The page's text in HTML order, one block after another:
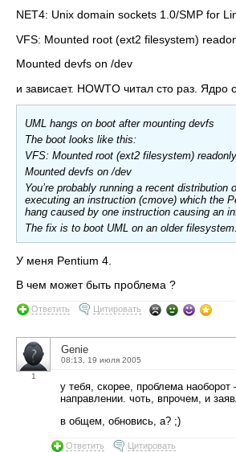
NET4: Unix domain sockets 1.0/SMP for
VFS: Mounted root (ext2 filesystem)
Mounted devfs on /dev
и зависает. HOWTO читал сто раз.
UML hangs on boot after mounting devfs
The boot looks like this:
VFS: Mounted root (ext2 filesystem) readonly.
Mounted devfs on /dev
You’re probably running a recent
executing an instruction (cmove) which the
hang caused by one instruction causing an
The fix is to boot UML on an older filesystem.
У меня Pentium 4.
В чем может быть проблема ?
Ответить Цитировать
1
Genie
08:13, 19 июля 2005
у тебя, скорее, проблема
направлении. чоть, впрочем, и
в общем, обновись, а? ;)
Ответить Цитировать